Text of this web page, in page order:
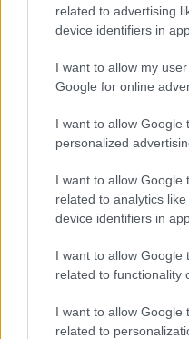
related to advertising
device identifiers in
I want to allow my
Google for online
I want to allow Google
personalized
I want to allow Google
related to analytics
device identifiers in
I want to allow Google
related to functionality
I want to allow Google
related to
ΜΠΕΙΤΕ ΣΤΗ
ΣΗΜΕΡΑ ΣΤΟ